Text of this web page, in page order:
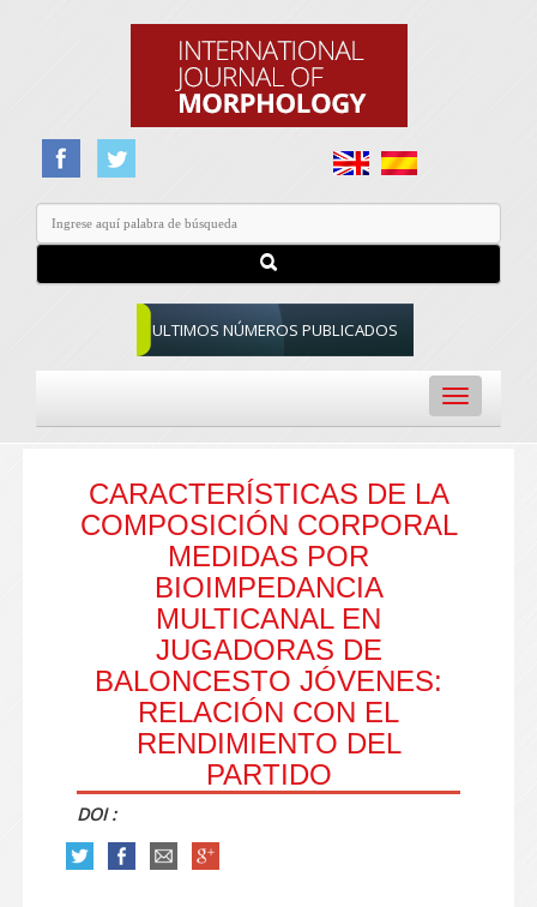
ULTIMOS NÚMEROS PUBLICADOS
Toggle
navigation
CARACTERÍSTICAS DE LA
COMPOSICIÓN CORPORAL
MEDIDAS POR
BIOIMPEDANCIA
MULTICANAL EN
JUGADORAS DE
BALONCESTO JÓVENES:
RELACIÓN CON EL
RENDIMIENTO DEL
PARTIDO
DOI :